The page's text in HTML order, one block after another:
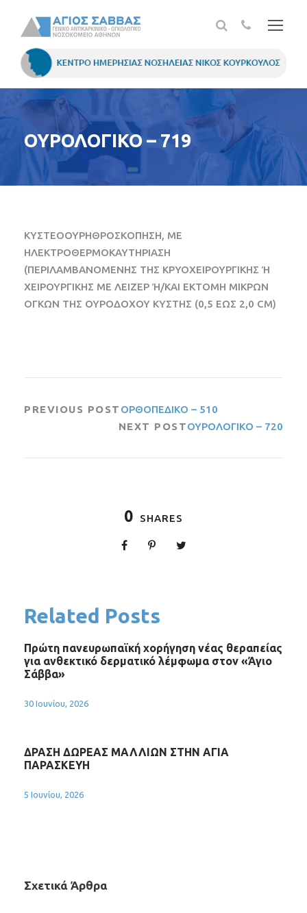
ΟΥΡΟΛΟΓΙΚΟ – 719
ΚΥΣΤΕΟΟΥΡΗΘΡΟΣΚΟΠΗΣΗ, ΜΕ
ΗΛΕΚΤΡΟΘΕΡΜΟΚΑΥΤΗΡΙΑΣΗ
(ΠΕΡΙΛΑΜΒΑΝΟΜΕΝΗΣ ΤΗΣ ΚΡΥΟΧΕΙΡΟΥΡΓΙΚΗΣ Ή
ΧΕΙΡΟΥΡΓΙΚΗΣ ΜΕ ΛΕΙΖΕΡ Ή/ΚΑΙ ΕΚΤΟΜΗ ΜΙΚΡΩΝ
ΟΓΚΩΝ ΤΗΣ ΟΥΡΟΔΟΧΟΥ ΚΥΣΤΗΣ (0,5 ΕΩΣ 2,0 CM)
PREVIOUS POST ΟΡΘΟΠΕΔΙΚΟ – 510
NEXT POSTΟΥΡΟΛΟΓΙΚΟ – 720
0 SHARES
Related Posts
Πρώτη πανευρωπαϊκή χορήγηση νέας θεραπείας
για ανθεκτικό δερματικό λέμφωμα στον «Άγιο
Σάββα»
30 Ιουνίου, 2026
ΔΡΑΣΗ ΔΩΡΕΑΣ ΜΑΛΛΙΩΝ ΣΤΗΝ ΑΓΙΑ
ΠΑΡΑΣΚΕΥΗ
5 Ιουνίου, 2026
Σχετικά Άρθρα